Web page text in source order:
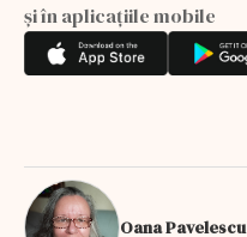
și în aplicațiile mobile
Oana Pavelescu